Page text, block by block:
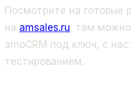
Посмотрите на готовые
на amsales.ru: там
amoCRM под ключ, с
тестированием.